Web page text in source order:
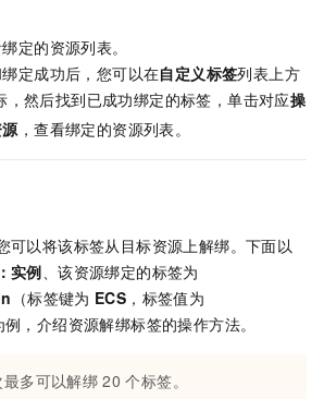
定的资源列表。
定成功后，您可以在自定义标签列表上方
，然后找到已成功绑定的标签，单击对应操
，查看绑定的资源列表。
可以将该标签从目标资源上解绑。下面以
实例、该资源绑定的标签为
（标签键为 ECS ，标签值为
例，介绍资源解绑标签的操作方法。
最多可以解绑 20 个标签。